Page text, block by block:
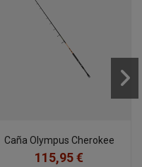
Caña Olympus Cherokee
115,95 €